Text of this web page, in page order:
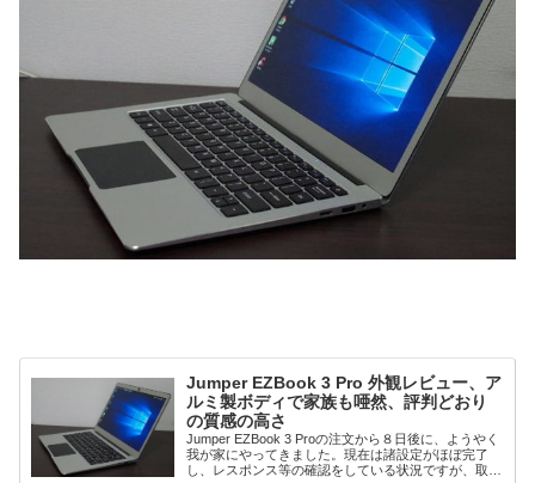
Jumper EZBook 3 Pro 外観レビュー、ア
ルミ製ボディで家族も唖然、評判どおり
の質感の高さ
Jumper EZBook 3 Proの注文から８日後に、ようやく
我が家にやってきました。現在は諸設定がほぼ完了
し、レスポンス等の確認をしている状況ですが、取り